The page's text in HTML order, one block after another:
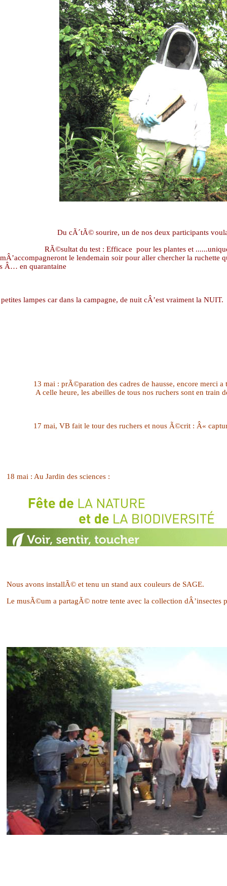
Du cÃ´tÃ© sourire, un de nos deux participants
RÃ©sultat du test : Efficace pour les plantes et
le lendemain soir pour aller chercher la ruchette
Â… en quarantaine
lampes car dans la campagne, de nuit cÂ’est vraiment la NUIT.
13 mai : prÃ©paration des cadres de hausse, encore merci
A celle heure, les abeilles de tous nos ruchers sont en
17 mai, VB fait le tour des ruchers et nous Ã©crit : Â«
18 mai : Au Jardin des sciences :
Nous avons installÃ© et tenu un stand aux couleurs de SAGE.
Le musÃ©um a partagÃ© notre tente avec la collection dÂ’insectes